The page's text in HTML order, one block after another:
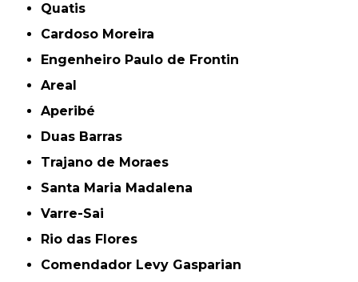
Quatis
Cardoso Moreira
Engenheiro Paulo de Frontin
Areal
Aperibé
Duas Barras
Trajano de Moraes
Santa Maria Madalena
Varre-Sai
Rio das Flores
Comendador Levy Gasparian